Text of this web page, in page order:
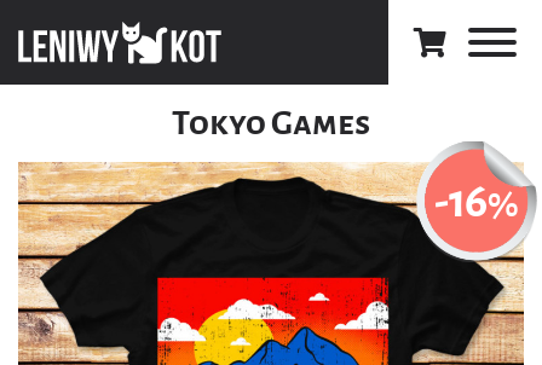
Tokyo Games
-16%